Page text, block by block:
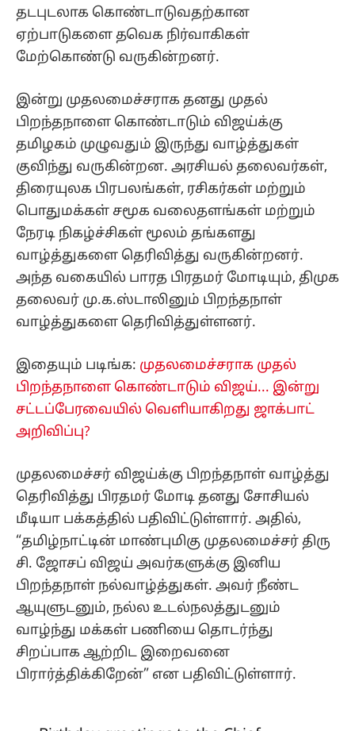
தடபுடலாக கொண்டாடுவதற்கான
ஏற்பாடுகளை தவெக நிர்வாகிகள்
மேற்கொண்டு வருகின்றனர்.
இன்று முதலமைச்சராக தனது முதல்
பிறந்தநாளை கொண்டாடும் விஜய்க்கு
தமிழகம் முழுவதும் இருந்து வாழ்த்துகள்
குவிந்து வருகின்றன. அரசியல் தலைவர்கள்,
திரையுலக பிரபலங்கள், ரசிகர்கள் மற்றும்
பொதுமக்கள் சமூக வலைதளங்கள் மற்றும்
நேரடி நிகழ்ச்சிகள் மூலம் தங்களது
வாழ்த்துகளை தெரிவித்து வருகின்றனர்.
அந்த வகையில் பாரத பிரதமர் மோடியும், திமுக
தலைவர் மு.க.ஸ்டாலினும் பிறந்தநாள்
வாழ்த்துகளை தெரிவித்துள்ளனர்.
இதையும் படிங்க: முதலமைச்சராக முதல்
பிறந்தநாளை கொண்டாடும் விஜய்... இன்று
சட்டப்பேரவையில் வெளியாகிறது ஜாக்பாட்
அறிவிப்பு?
முதலமைச்சர் விஜய்க்கு பிறந்தநாள் வாழ்த்து
தெரிவித்து பிரதமர் மோடி தனது சோசியல்
மீடியா பக்கத்தில் பதிவிட்டுள்ளார். அதில்,
“தமிழ்நாட்டின் மாண்புமிகு முதலமைச்சர் திரு
சி. ஜோசப் விஜய் அவர்களுக்கு இனிய
பிறந்தநாள் நல்வாழ்த்துகள். அவர் நீண்ட
ஆயுளுடனும், நல்ல உடல்நலத்துடனும்
வாழ்ந்து மக்கள் பணியை தொடர்ந்து
சிறப்பாக ஆற்றிட இறைவனை
பிரார்த்திக்கிறேன்” என பதிவிட்டுள்ளார்.